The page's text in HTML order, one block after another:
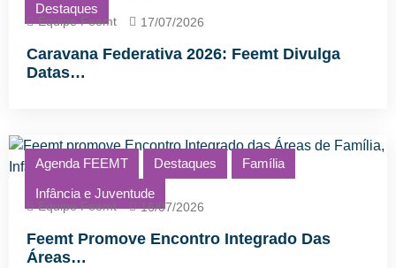
Destaques
Equipe Feemt 17/07/2026
Caravana Federativa 2026: Feemt Divulga
Datas…
Agenda FEEMT Destaques
Família
Infância e Juventude
Equipe Feemt 16/07/2026
Feemt Promove Encontro Integrado Das
Áreas…